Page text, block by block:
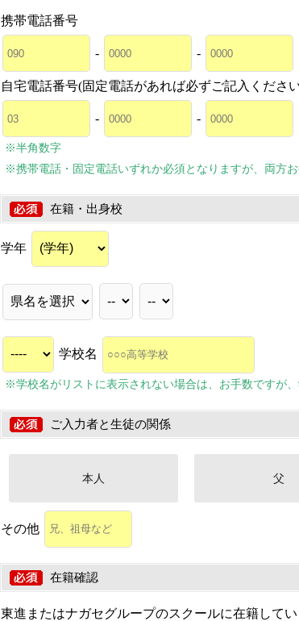
携帯電話番号
- -
自宅電話番号(固定電話があれば必ずご記入くださ
- -
※半角数字
※携帯電話・固定電話いずれか必須となりますが、両方
在籍・出身校
学年
学校名
※学校名がリストに表示されない場合は、お手数ですが、
ご入力者と生徒の関係
本人 父
その他
在籍確認
東進またはナガセグループのスクールに在籍してい